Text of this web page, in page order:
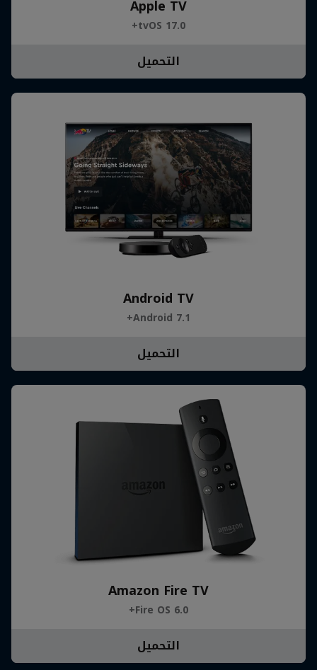
Apple TV
tvOS 17.0+
التحميل
Android TV
Android 7.1+
التحميل
Amazon Fire TV
Fire OS 6.0+
التحميل